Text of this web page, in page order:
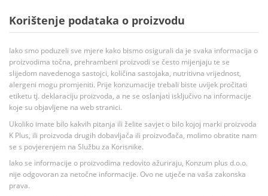
Korištenje podataka o proizvodu
Iako smo poduzeli sve mjere kako bismo osigurali da je svaka informacija o
proizvodima točna, prehrambeni proizvodi se često mijenjaju te se
slijedom navedenoga sastojci, količina sastojaka, nutritivna vrijednost,
alergeni mogu promjeniti. Prije konzumacije trebali biste uvijek pročitati
etiketu tj. deklaraciju proizvoda, a ne se oslanjati isključivo na informacije
koje su objavljene na web stranici.
Ukoliko imate bilo kakvih pitanja ili želite savjet o bilo kojoj marki proizvoda
K Plus, ili proizvoda drugih dobavljača ili proizvođača, molimo obratite nam
se s povjerenjem na Službu za Korisnike.
Iako se informacije o proizvodima redovito ažuriraju, Konzum plus d.o.o.
nije odgovoran za netočne informacije. Ovo ne utječe na vaša zakonska
prava.